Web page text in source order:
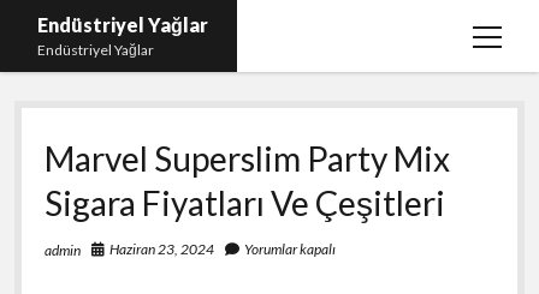
Endüstriyel Yağlar
Endüstriyel Yağlar
menüyü
Igtv Yorum Hilesi Ücretsiz
Instagram Gizli Hesap Görme Uygulamasız
Linkedin Beğeni Yükleme
Liste
Marvel Superslim Party Mix
Sigara Fiyatları Ve Çeşitleri
admin Haziran 23, 2024 Yorumlar kapalı